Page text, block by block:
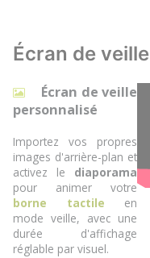
Écran de veille
Écran de veille
personnalisé
Importez vos propres
images d'arrière-plan et
activez le diaporama
pour animer votre
borne tactile en
mode veille, avec une
durée d'affichage
réglable par visuel.